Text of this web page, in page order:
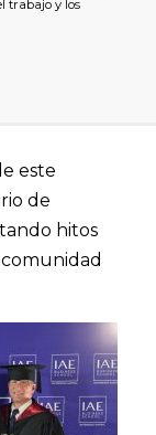
con
los desafíos de
del
de Directores.
el trabajo
este
de
hitos